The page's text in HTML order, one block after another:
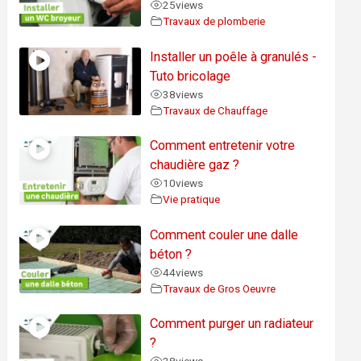
25views
Travaux de plomberie
Installer un poêle à granulés -
Tuto bricolage
38views
Travaux de Chauffage
Comment entretenir votre
chaudière gaz ?
10views
Vie pratique
Comment couler une dalle
béton ?
44views
Travaux de Gros Oeuvre
Comment purger un radiateur
?